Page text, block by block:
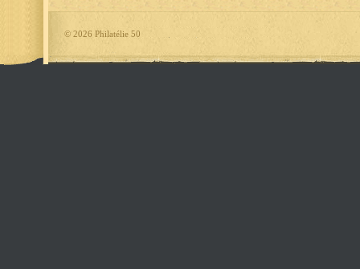
© 2026 Philatélie 50